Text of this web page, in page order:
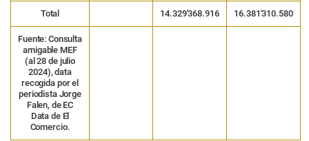
Total 14.329′368.916 16.381′310.580
Fuente: Consulta
amigable MEF
(al 28 de julio
2024), data
recogida por el
periodista Jorge
Falen, de EC
Data de El
Comercio.